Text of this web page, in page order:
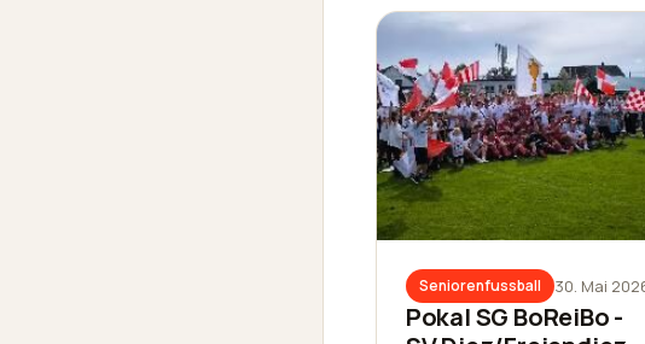
Zimmermann, Nils Bai…
Seniorenfussball 30. Mai
Pokal SG BoReiBo -